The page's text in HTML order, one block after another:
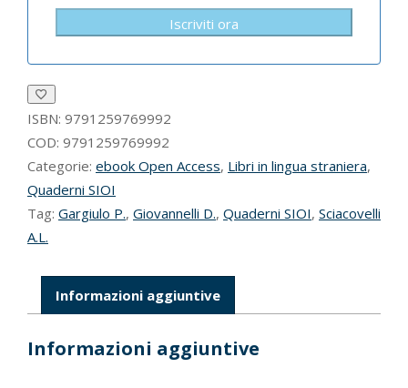
Iscriviti ora
ISBN: 9791259769992
COD: 9791259769992
Categorie: ebook Open Access, Libri in lingua straniera,
Quaderni SIOI
Tag: Gargiulo P., Giovannelli D., Quaderni SIOI, Sciacovelli
A.L.
Informazioni aggiuntive
Informazioni aggiuntive